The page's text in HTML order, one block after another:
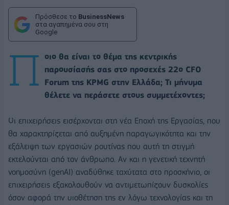
Πρόσθεσε το BusinessNews
στα αγαπημένα σου στη
Google
Π
οιο θα είναι το θέμα της κεντρικής
παρουσίασής σας στο προσεχές 22ο CFO
Forum της KPMG στην Ελλάδα; Τι μήνυμα
θέλετε να περάσετε στους συμμετέχοντες;
Οι επιχειρήσεις εισέρχονται στη νέα Εποχή της Εργασίας, που
θα χαρακτηρίζεται από αυξημένη παραγωγικότητα και την
εξάλειψη των εργασιών ρουτίνας που αυτή τη στιγμή
εκτελούνται από τον άνθρωπο. Αν και η γενετική τεχνητή
νοημοσύνη (genAI) αναδύθηκε ταχύτατα στο προσκήνιο, οι
επιχειρήσεις εξακολουθούν να αντιμετωπίζουν δυσκολίες
όσον αφορά την υιοθέτηση της εν λόγω τεχνολογίας και τη